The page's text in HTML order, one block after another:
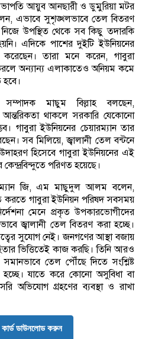
আয়ুব আনছারী ও ডুমুরিয়া মটর
এভাবে সুশৃঙ্খলভাবে তেল বিতরণ
উপস্থিত থেকে সব কিছু তদারকি
এদিকে পাশের দুইটি ইউনিয়নের
তারা মনে করেন, গাবুরা
অন্যান্য এলাকাতেও অনিয়ম কমে
সম্পাদক মাছুম বিল্লাহ বলছেন,
আন্তরিকতা থাকলে সরকারি যেকোনো
গাবুরা ইউনিয়নের চেয়ারম্যান তার
সব মিলিয়ে, জ্বালানী তেল বন্টনে
হিসেবে গাবুরা ইউনিয়নের এই
পরিণত হয়েছে।
জি, এম মাছুদুল আলম বলেন,
করতে গাবুরা ইউনিয়ন পরিষদ সবসময়
মেনে প্রকৃত উপকারভোগীদের
জ্বালানী তেল বিতরণ করা হচ্ছে।
সুযোগ নেই। জনগণের আস্থা বজায়
ভিত্তিতেই কাজ করছি। তিনি আরও
সমানভাবে তেল পৌঁছে দিতে সংশ্লিষ্ট
যাতে করে কোনো অসুবিধা বা
অভিযোগ গ্রহণের ব্যবস্থা ও রাখা
ডাউনলোড করুন